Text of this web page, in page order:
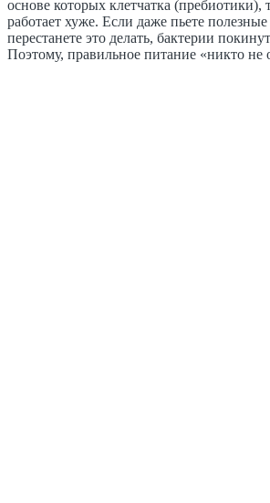
основе которых клетчатка (пребиотики),
работает хуже. Если даже пьете
перестанете это делать, бактерии
Поэтому, правильное питание «никто не